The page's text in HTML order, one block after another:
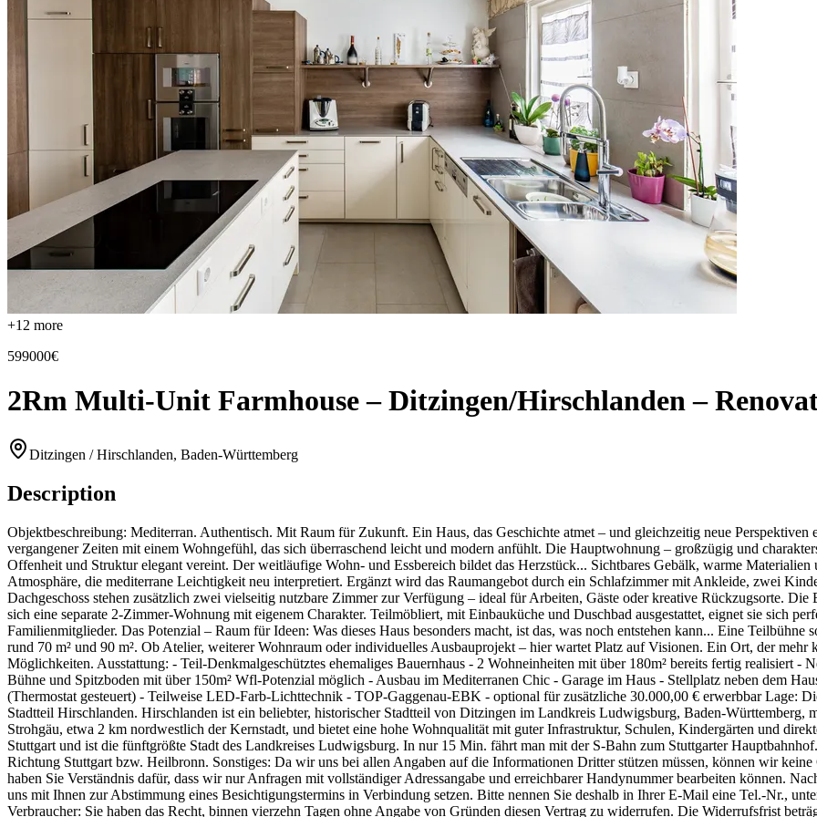
+12 more
599000€
2Rm Multi-Unit Farmhouse – Ditzingen/Hirschlanden –
Ditzingen / Hirschlanden, Baden-Württemberg
Description
Objektbeschreibung: Mediterran. Authentisch. Mit Raum für Zukunft. Ein Haus, das Geschichte atmet – und gleichzeitig neue
vergangener Zeiten mit einem Wohngefühl, das sich überraschend leicht und modern anfühlt. Die Hauptwohnung – großzügig und
Offenheit und Struktur elegant vereint. Der weitläufige Wohn- und Essbereich bildet das Herzstück... Sichtbares Gebälk, warme
Atmosphäre, die mediterrane Leichtigkeit neu interpretiert. Ergänzt wird das Raumangebot durch ein Schlafzimmer mit Ankleide, zwei
Dachgeschoss stehen zusätzlich zwei vielseitig nutzbare Zimmer zur Verfügung – ideal für Arbeiten, Gäste oder kreative Rückzugsorte.
sich eine separate 2-Zimmer-Wohnung mit eigenem Charakter. Teilmöbliert, mit Einbauküche und Duschbad ausgestattet, eignet sie sich
Familienmitglieder. Das Potenzial – Raum für Ideen: Was dieses Haus besonders macht, ist das, was noch entstehen kann... Eine
rund 70 m² und 90 m². Ob Atelier, weiterer Wohnraum oder individuelles Ausbauprojekt – hier wartet Platz auf Visionen. Ein Ort, der mehr
Möglichkeiten. Ausstattung: - Teil-Denkmalgeschütztes ehemaliges Bauernhaus - 2 Wohneinheiten mit über 180m² bereits fertig realisiert
Bühne und Spitzboden mit über 150m² Wfl-Potenzial möglich - Ausbau im Mediterranen Chic - Garage im Haus - Stellplatz neben dem
(Thermostat gesteuert) - Teilweise LED-Farb-Lichttechnik - TOP-Gaggenau-EBK - optional für zusätzliche 30.000,00 € erwerbbar Lage:
Stadtteil Hirschlanden. Hirschlanden ist ein beliebter, historischer Stadtteil von Ditzingen im Landkreis Ludwigsburg, Baden-
Strohgäu, etwa 2 km nordwestlich der Kernstadt, und bietet eine hohe Wohnqualität mit guter Infrastruktur, Schulen, Kindergärten und
Stuttgart und ist die fünftgrößte Stadt des Landkreises Ludwigsburg. In nur 15 Min. fährt man mit der S-Bahn zum Stuttgarter
Richtung Stuttgart bzw. Heilbronn. Sonstiges: Da wir uns bei allen Angaben auf die Informationen Dritter stützen müssen, können wir
haben Sie Verständnis dafür, dass wir nur Anfragen mit vollständiger Adressangabe und erreichbarer Handynummer bearbeiten können.
uns mit Ihnen zur Abstimmung eines Besichtigungstermins in Verbindung setzen. Bitte nennen Sie deshalb in Ihrer E-Mail eine Tel.-Nr.,
Verbraucher: Sie haben das Recht, binnen vierzehn Tagen ohne Angabe von Gründen diesen Vertrag zu widerrufen. Die Widerrufsfrist